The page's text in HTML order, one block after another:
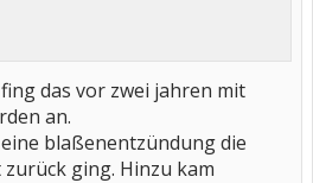
das vor zwei jahren mit
an.
blaßenentzündung die
ging. Hinzu kam